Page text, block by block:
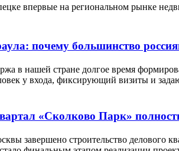
впервые на региональном рынке
почему большинство
в нашей стране долгое время
у входа, фиксирующий визиты и
«Сколково Парк»
завершено строительство делового